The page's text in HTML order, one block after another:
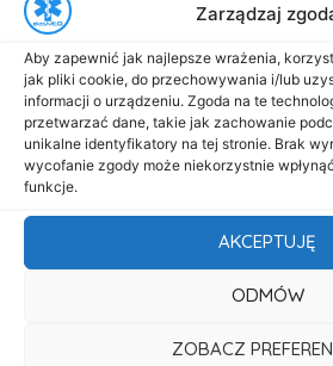
Zarządzaj
Aby zapewnić jak najlepsze wrażenia,
jak pliki cookie, do przechowywania i/lub
informacji o urządzeniu. Zgoda na te
przetwarzać dane, takie jak zachowanie
unikalne identyfikatory na tej stronie. Brak
wycofanie zgody może niekorzystnie
funkcje.
AKCEPTUJĘ
ODMÓW
ZOBACZ
Menu
Start
O nas
Oferta
Cennik
Kontakt
Deklaracja dostępności